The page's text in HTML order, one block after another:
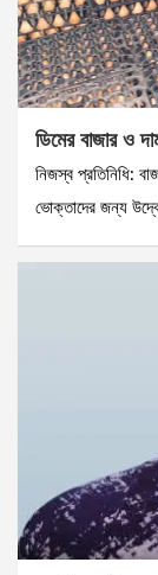
ডিমের বাজার ও
নিজস্ব প্রতিনিধি:
ভোক্তাদের জন্য